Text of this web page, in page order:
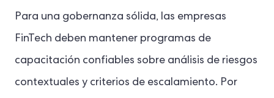
Para una gobernanza sólida, las empresas
FinTech deben mantener programas de
capacitación confiables sobre análisis de riesgos
contextuales y criterios de escalamiento. Por